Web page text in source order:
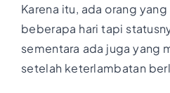
Karena itu, ada orang
beberapa hari tapi
sementara ada juga yang
setelah keterlambatan